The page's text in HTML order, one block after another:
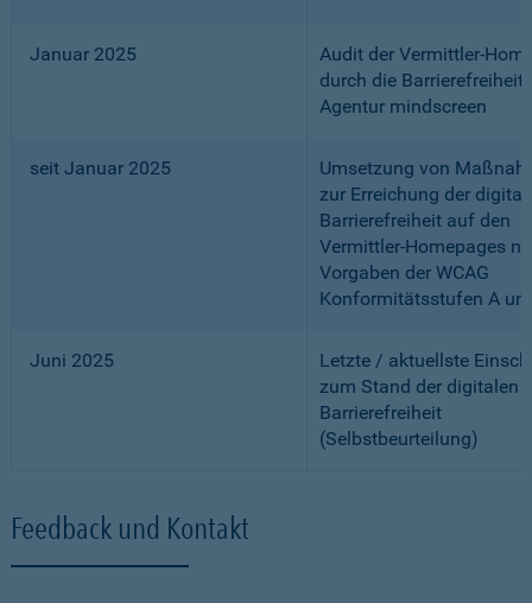
Januar 2025
Audit der Vermittler-
durch die
Agentur mindscreen
seit Januar 2025
Umsetzung von
zur Erreichung der
Barrierefreiheit auf den
Vermittler-Homepages
Vorgaben der WCAG
Konformitätsstufen A
Juni 2025
Letzte / aktuellste
zum Stand der digitalen
Barrierefreiheit
(Selbstbeurteilung)
Feedback und Kontakt